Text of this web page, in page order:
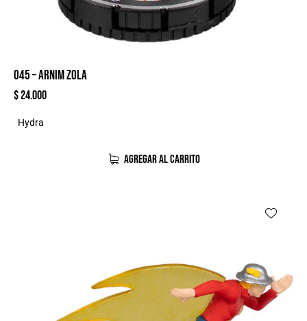
045 – ARNIM ZOLA
$24.000
Hydra
AGREGAR AL CARRITO